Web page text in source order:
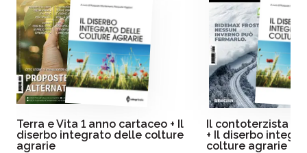
Terra e Vita 1 anno cartaceo + Il
diserbo integrato delle colture
agrarie
Il contoterzista 1
+ Il diserbo
colture agrarie